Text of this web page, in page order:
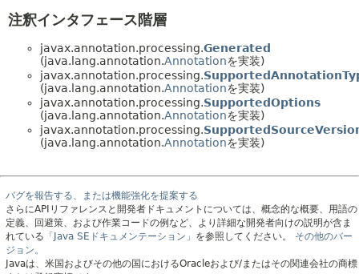
注釈インタフェース階層
javax.annotation.processing.Generated
(java.lang.annotation.Annotationを実装)
javax.annotation.processing.
(java.lang.annotation.Annotationを実装)
javax.annotation.processing.SupportedOptions
(java.lang.annotation.Annotationを実装)
javax.annotation.processing.
(java.lang.annotation.Annotationを実装)
バグを報告する、または機能強化を提案する
さらにAPIリファレンスと開発者ドキュメントについては、概念的な概要、用語の
定義、回避策、および作業コードの例など、より詳細な開発者向けの説明が含ま
れている 「Java SEドキュメンテーション」 を参照してください。
その他のバー
ジョン。
Javaは、米国およびその他の国におけるOracleおよび/またはその関連会社の商標